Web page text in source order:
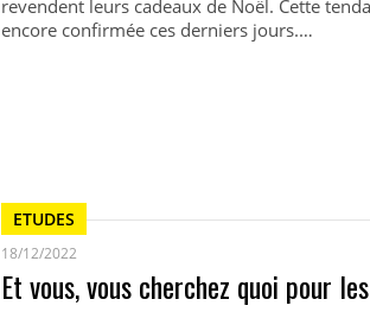
revendent leurs cadeaux de Noël. Cette
encore confirmée ces derniers jours.…
ETUDES
18/12/2022
Et vous, vous cherchez quoi pour